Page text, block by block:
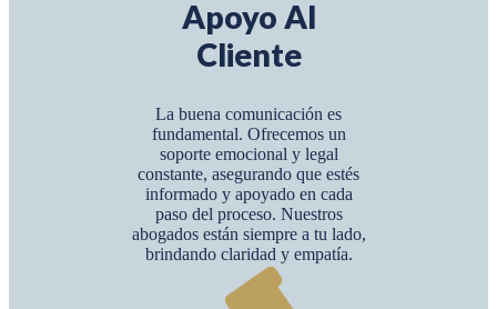
Apoyo Al
Cliente
La buena comunicación es
fundamental. Ofrecemos un
soporte emocional y legal
constante, asegurando que estés
informado y apoyado en cada
paso del proceso. Nuestros
abogados están siempre a tu lado,
brindando claridad y empatía.